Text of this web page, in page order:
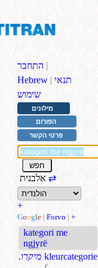
התחבר |
Hebrew | תנאי
שימוש
מילונים
הפורום
פרטי הקשר
⇄
+
Google | Forvo | +
kategori me
ngjyrë
.מיקרו kleurcategorie